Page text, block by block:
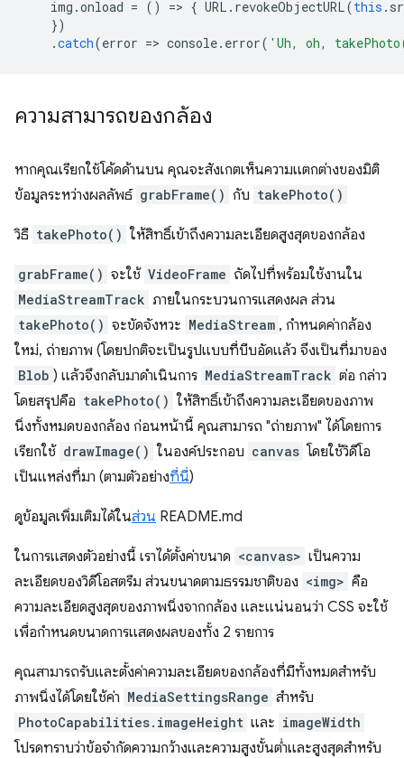
img .onload = () => { URL . revokeObjectURL(this .
})
.catch(error => console. error( 'Uh, oh,
ความสามารถของกล้อง
หากคุณเรียกใช้โค้ดด้านบน คุณจะสังเกตเห็นความแตกต่างของมิติ
ข้อมูลระหว่างผลลัพธ์ grabFrame() กับ takePhoto()
วิธี takePhoto() ให้สิทธิ์เข้าถึงความละเอียดสูงสุดของกล้อง
grabFrame() จะใช้ VideoFrame ถัดไปที่พร้อมใช้งานใน
MediaStreamTrack ภายในกระบวนการแสดงผล ส่วน
takePhoto() จะขัดจังหวะ MediaStream , กำหนดค่ากล้อง
ใหม่, ถ่ายภาพ (โดยปกติจะเป็นรูปแบบที่บีบอัดแล้ว จึงเป็นที่มาของ
Blob ) แล้วจึงกลับมาดำเนินการ MediaStreamTrack ต่อ กล่าว
โดยสรุปคือ takePhoto() ให้สิทธิ์เข้าถึงความละเอียดของภาพ
นิ่งทั้งหมดของกล้อง ก่อนหน้านี้ คุณสามารถ "ถ่ายภาพ" ได้โดยการ
เรียกใช้ drawImage() ในองค์ประกอบ canvas โดยใช้วิดีโอ
เป็นแหล่งที่มา (ตามตัวอย่างที่นี่)
ดูข้อมูลเพิ่มเติมได้ในส่วน README.md
ในการแสดงตัวอย่างนี้ เราได้ตั้งค่าขนาด <canvas> เป็นความ
ละเอียดของวิดีโอสตรีม ส่วนขนาดตามธรรมชาติของ <img> คือ
ความละเอียดสูงสุดของภาพนิ่งจากกล้อง และแน่นอนว่า CSS จะใช้
เพื่อกำหนดขนาดการแสดงผลของทั้ง 2 รายการ
คุณสามารถรับและตั้งค่าความละเอียดของกล้องที่มีทั้งหมดสำหรับ
ภาพนิ่งได้โดยใช้ค่า MediaSettingsRange สำหรับ
PhotoCapabilities.imageHeight และ imageWidth
โปรดทราบว่าข้อจำกัดความกว้างและความสูงขั้นต่ำและสูงสุดสำหรับ